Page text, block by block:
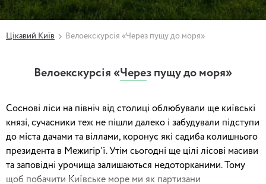
Цікавий Київ Велоекскурсія «Через пущу до моря»
Велоекскурсія «Через пущу до моря»
Соснові ліси на північ від столиці облюбували ще київські
князі, сучасники теж не пішли далеко і забудували підступи
до міста дачами та віллами, коронує які садиба колишнього
президента в Межигір’ї. Утім сьогодні ще цілі лісові масиви
та заповідні урочища залишаються недоторканими. Тому
щоб побачити Київське море ми як партизани